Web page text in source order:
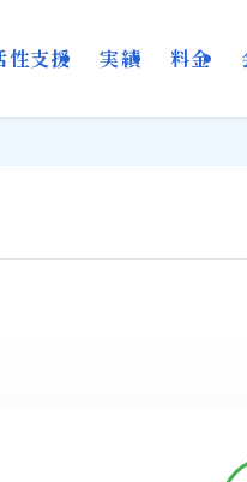
性支援 実績 料金